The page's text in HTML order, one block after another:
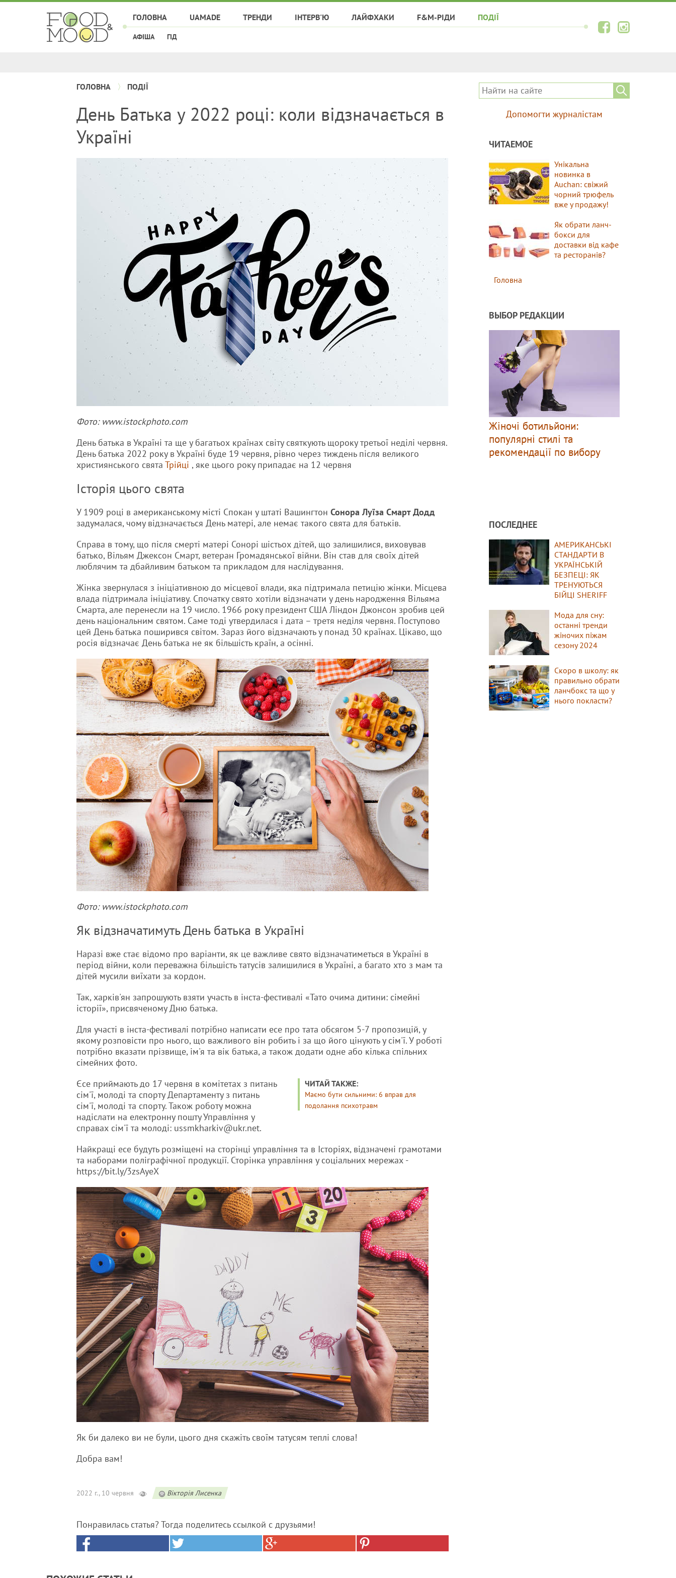
ГОЛОВНА UAMADE ТРЕНДИ ІНТЕРВ'Ю ЛАЙФХАКИ F&M-РІДИ ПОДІЇ
АФІША ГІД
ГОЛОВНА ПОДІЇ
День Батька у 2022 році: коли відзначається в
Україні
Фото: www.istockphoto.com
День батька в Україні та ще у багатьох країнах світу святкують щороку третьої неділі червня.
День батька 2022 року в Україні буде 19 червня, рівно через тиждень після великого
християнського свята Трійці , яке цього року припадає на 12 червня
Історія цього свята
У 1909 році в американському місті Спокан у штаті Вашингтон Сонора Луїза Смарт Додд
задумалася, чому відзначається День матері, але немає такого свята для батьків.
Справа в тому, що після смерті матері Сонорі шістьох дітей, що залишилися, виховував
батько, Вільям Джексон Смарт, ветеран Громадянської війни. Він став для своїх дітей
люблячим та дбайливим батьком та прикладом для наслідування.
Жінка звернулася з ініціативною до місцевої влади, яка підтримала петицію жінки. Місцева
влада підтримала ініціативу. Спочатку свято хотіли відзначати у день народження Вільяма
Смарта, але перенесли на 19 число. 1966 року президент США Ліндон Джонсон зробив цей
день національним святом. Саме тоді утвердилася і дата – третя неділя червня. Поступово
цей День батька поширився світом. Зараз його відзначають у понад 30 країнах. Цікаво, що
росія відзначає День батька не як більшість країн, а осінні.
Фото: www.istockphoto.com
Як відзначатимуть День батька в Україні
Наразі вже стає відомо про варіанти, як це важливе свято відзначатиметься в Україні в
період війни, коли переважна більшість татусів залишилися в Україні, а багато хто з мам та
дітей мусили виїхати за кордон.
Так, харків'ян запрошують взяти участь в інста-фестивалі «Тато очима дитини: сімейні
історії», присвяченому Дню батька.
Для участі в інста-фестивалі потрібно написати есе про тата обсягом 5-7 пропозицій, у
якому розповісти про нього, що важливого він робить і за що його цінують у сім'ї. У роботі
потрібно вказати прізвище, ім'я та вік батька, а також додати одне або кілька спільних
сімейних фото.
ЧИТАЙ ТАКЖЕ:
Маємо бути сильними: 6 вправ для
подолання психотравм
Єсе приймають до 17 червня в комітетах з питань
сім'ї, молоді та спорту Департаменту з питань
сім'ї, молоді та спорту. Також роботу можна
надіслати на електронну пошту Управління у
справах сім'ї та молоді: ussmkharkiv@ukr.net.
Найкращі есе будуть розміщені на сторінці управління та в Історіях, відзначені грамотами
та наборами поліграфічної продукції. Сторінка управління у соціальних мережах -
https://bit.ly/3zsAyeX
Як би далеко ви не були, цього дня скажіть своїм татусям теплі слова!
Добра вам!
2022 г., 10 червня Вікторія Лисенка
Понравилась статья? Тогда поделитесь ссылкой с друзьями!
Допомогти журналістам
ЧИТАЕМОЕ
Унікальна
новинка в
Auchan: свіжий
чорний трюфель
вже у продажу!
Як обрати ланч-
бокси для
доставки від кафе
та ресторанів?
Головна
ВЫБОР РЕДАКЦИИ
Жіночі ботильйони:
популярні стилі та
рекомендації по вибору
ПОСЛЕДНЕЕ
АМЕРИКАНСЬКІ
СТАНДАРТИ В
УКРАЇНСЬКІЙ
БЕЗПЕЦІ: ЯК
ТРЕНУЮТЬСЯ
БІЙЦІ SHERIFF
Мода для сну:
останні тренди
жіночих піжам
сезону 2024
Скоро в школу: як
правильно обрати
ланчбокс та що у
нього покласти?